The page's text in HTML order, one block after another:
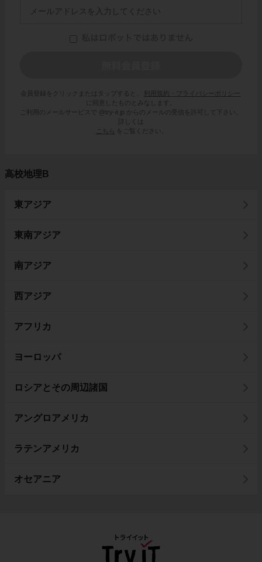
会員登録をクリックまたはタップすると、
利用規約・プライバシーポリシー
に同意したものとみなします。
ご利用のメールサービスで @try-it.jp からのメールの受信を許可して下さい。
詳しくは
こちら
をご覧ください。
高校地理B
東アジア
東南アジア
南アジア
西アジア
アフリカ
ヨーロッパ
ロシアとその周辺諸国
アングロアメリカ
ラテンアメリカ
オセアニア